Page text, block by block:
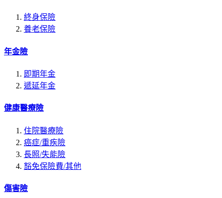
終身保險
養老保險
年金險
即期年金
遞延年金
健康醫療險
住院醫療險
癌症/重疾險
長照/失能險
豁免保險費/其他
傷害險